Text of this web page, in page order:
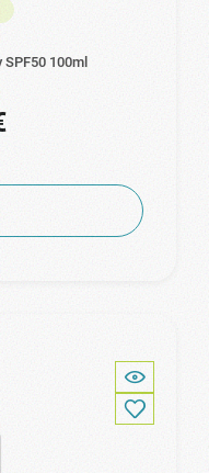
SPF50 100ml